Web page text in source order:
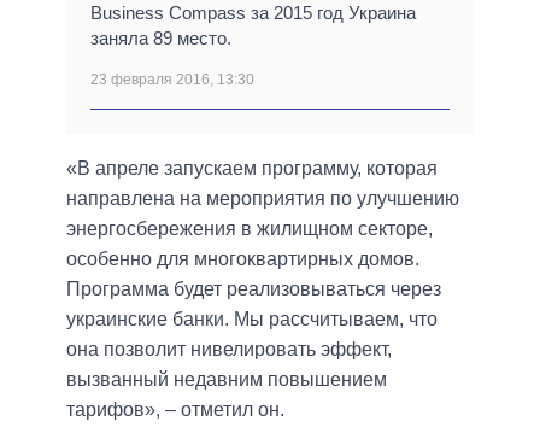
Business Compass за 2015 год Украина
заняла 89 место.
23 февраля 2016, 13:30
«В апреле запускаем программу, которая
направлена на мероприятия по улучшению
энергосбережения в жилищном секторе,
особенно для многоквартирных домов.
Программа будет реализовываться через
украинские банки. Мы рассчитываем, что
она позволит нивелировать эффект,
вызванный недавним повышением
тарифов», – отметил он.